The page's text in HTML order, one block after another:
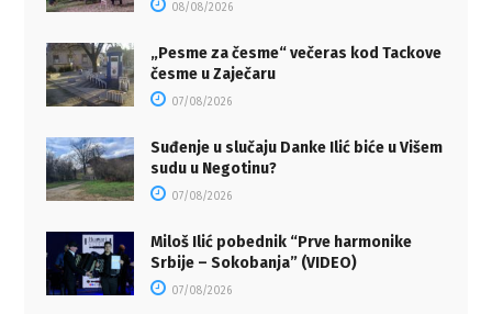
08/08/2026
„Pesme za česme“ večeras kod Tackove
česme u Zaječaru
07/08/2026
Suđenje u slučaju Danke Ilić biće u Višem
sudu u Negotinu?
07/08/2026
Miloš Ilić pobednik “Prve harmonike
Srbije – Sokobanja” (VIDEO)
07/08/2026